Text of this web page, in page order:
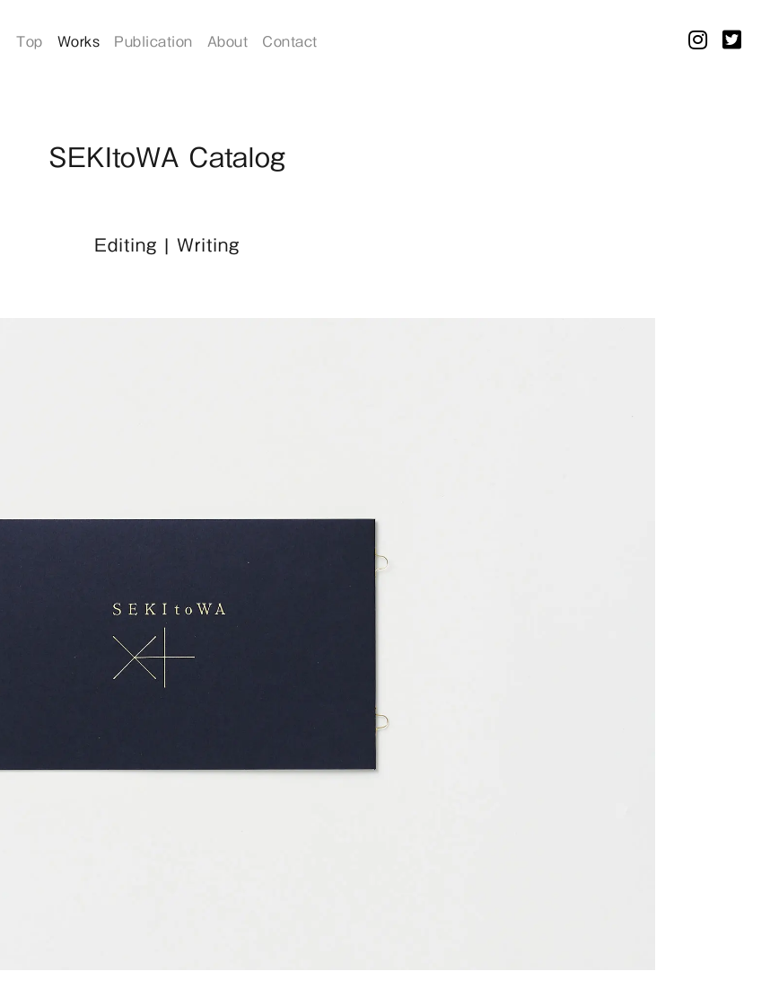
Top Works Publication About Contact
SEKItoWA Catalog
Editing | Writing